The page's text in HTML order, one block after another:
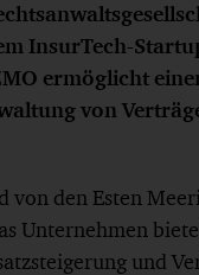
InsurTech-
ermöglicht
von
den Esten
Unternehmen
und